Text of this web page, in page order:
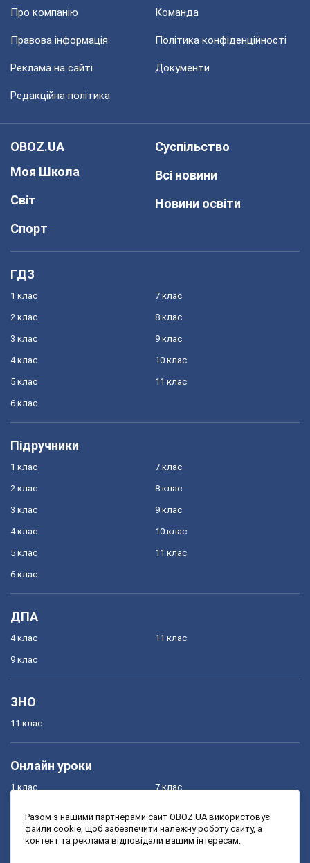
Про компанію Команда
Правова інформація Політика конфіденційності
Реклама на сайті Документи
Редакційна політика
OBOZ.UA
Моя Школа
Світ
Спорт
Суспільство
Всі новини
Новини освіти
ГДЗ
1 клас
2 клас
3 клас
4 клас
5 клас
6 клас
7 клас
8 клас
9 клас
10 клас
11 клас
Підручники
1 клас
2 клас
3 клас
4 клас
5 клас
6 клас
7 клас
8 клас
9 клас
10 клас
11 клас
ДПА
4 клас
9 клас
11 клас
ЗНО
11 клас
Онлайн уроки
1 клас
3 клас
7 клас
9 клас
Разом з нашими партнерами сайт OBOZ.UA використовує
файли cookie, щоб забезпечити належну роботу сайту, а
контент та реклама відповідали вашим інтересам.